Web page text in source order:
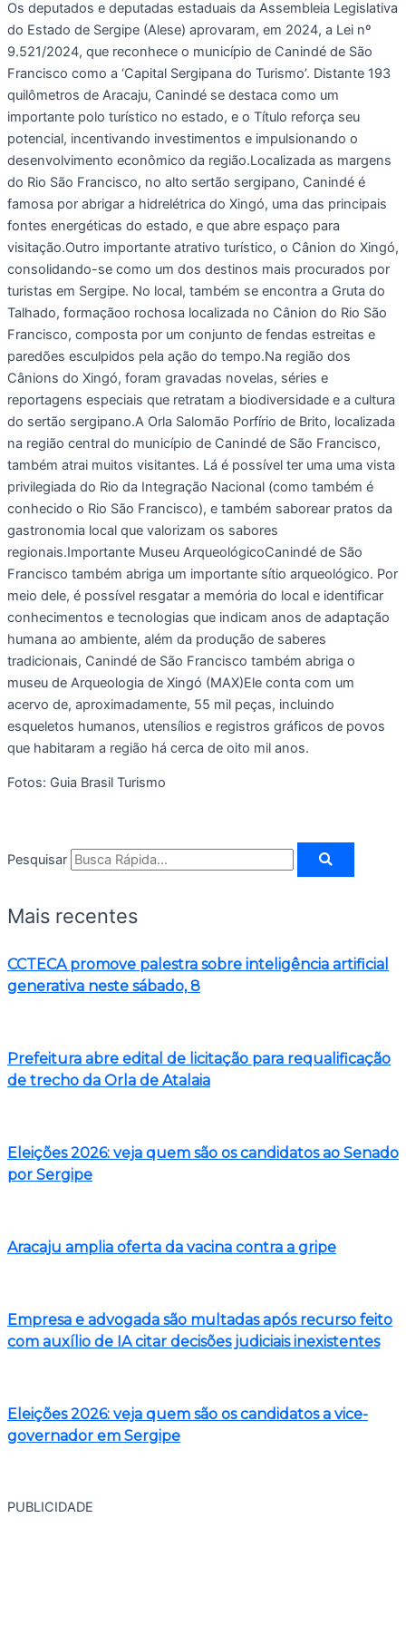
Os deputados e deputadas estaduais da Assembleia Legislativa
do Estado de Sergipe (Alese) aprovaram, em 2024, a Lei nº
9.521/2024, que reconhece o município de Canindé de São
Francisco como a ‘Capital Sergipana do Turismo’. Distante 193
quilômetros de Aracaju, Canindé se destaca como um
importante polo turístico no estado, e o Título reforça seu
potencial, incentivando investimentos e impulsionando o
desenvolvimento econômico da região.Localizada as margens
do Rio São Francisco, no alto sertão sergipano, Canindé é
famosa por abrigar a hidrelétrica do Xingó, uma das principais
fontes energéticas do estado, e que abre espaço para
visitação.Outro importante atrativo turístico, o Cânion do Xingó,
consolidando-se como um dos destinos mais procurados por
turistas em Sergipe. No local, também se encontra a Gruta do
Talhado, formaçãoo rochosa localizada no Cânion do Rio São
Francisco, composta por um conjunto de fendas estreitas e
paredões esculpidos pela ação do tempo.Na região dos
Cânions do Xingó, foram gravadas novelas, séries e
reportagens especiais que retratam a biodiversidade e a cultura
do sertão sergipano.A Orla Salomão Porfírio de Brito, localizada
na região central do município de Canindé de São Francisco,
também atrai muitos visitantes. Lá é possível ter uma uma vista
privilegiada do Rio da Integração Nacional (como também é
conhecido o Rio São Francisco), e também saborear pratos da
gastronomia local que valorizam os sabores
regionais.Importante Museu ArqueológicoCanindé de São
Francisco também abriga um importante sítio arqueológico. Por
meio dele, é possível resgatar a memória do local e identificar
conhecimentos e tecnologias que indicam anos de adaptação
humana ao ambiente, além da produção de saberes
tradicionais, Canindé de São Francisco também abriga o
museu de Arqueologia de Xingó (MAX)Ele conta com um
acervo de, aproximadamente, 55 mil peças, incluindo
esqueletos humanos, utensílios e registros gráficos de povos
que habitaram a região há cerca de oito mil anos.
Fotos: Guia Brasil Turismo
Pesquisar
Mais recentes
CCTECA promove palestra sobre inteligência artificial
generativa neste sábado, 8
Prefeitura abre edital de licitação para requalificação
de trecho da Orla de Atalaia
Eleições 2026: veja quem são os candidatos ao Senado
por Sergipe
Aracaju amplia oferta da vacina contra a gripe
Empresa e advogada são multadas após recurso feito
com auxílio de IA citar decisões judiciais inexistentes
Eleições 2026: veja quem são os candidatos a vice-
governador em Sergipe
PUBLICIDADE